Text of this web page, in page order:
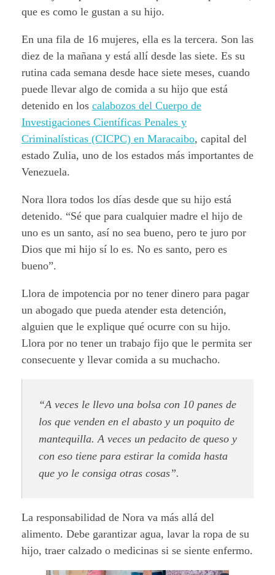
que es como le gustan a su hijo.
En una fila de 16 mujeres, ella es la tercera. Son las
diez de la mañana y está allí desde las siete. Es su
rutina cada semana desde hace siete meses, cuando
puede llevar algo de comida a su hijo que está
detenido en los calabozos del Cuerpo de
Investigaciones Científicas Penales y
Criminalísticas (CICPC) en Maracaibo, capital del
estado Zulia, uno de los estados más importantes de
Venezuela.
Nora llora todos los días desde que su hijo está
detenido. “Sé que para cualquier madre el hijo de
uno es un santo, así no sea bueno, pero te juro por
Dios que mi hijo sí lo es. No es santo, pero es
bueno”.
Llora de impotencia por no tener dinero para pagar
un abogado que pueda atender esta detención,
alguien que le explique qué ocurre con su hijo.
Llora por no tener un trabajo fijo que le permita ser
consecuente y llevar comida a su muchacho.
“A veces le llevo una bolsa con 10 panes de
los que venden en el abasto y un poquito de
mantequilla. A veces un pedacito de queso y
con eso tiene para estirar la comida hasta
que yo le consiga otras cosas”.
La responsabilidad de Nora va más allá del
alimento. Debe garantizar agua, lavar la ropa de su
hijo, traer calzado o medicinas si se siente enfermo.